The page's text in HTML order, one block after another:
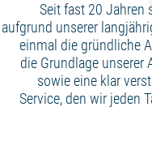
Seit fast 20 Jahren
aufgrund unserer
einmal die gründliche
die Grundlage unserer
sowie eine klar
Service, den wir jeden